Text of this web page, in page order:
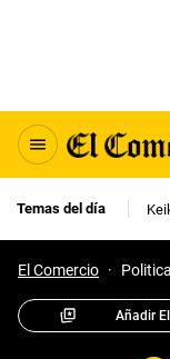
Temas del día
El Comercio · Politica
Añadir